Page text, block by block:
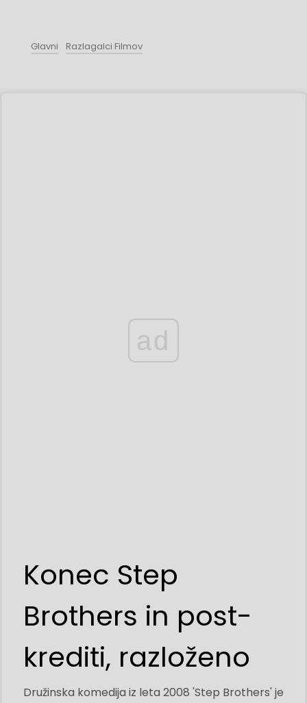
Glavni Razlagalci Filmov
ad
Konec Step
Brothers in post-
krediti, razloženo
Družinska komedija iz leta 2008 'Step Brothers' je